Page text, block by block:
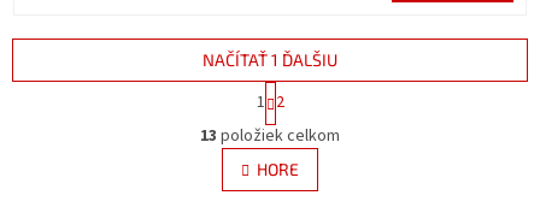
O
v
l
á
NAČÍTAŤ 1 ĎALŠIU
S
t
r
á
n
k
1 2
13 položiek celkom
HORE